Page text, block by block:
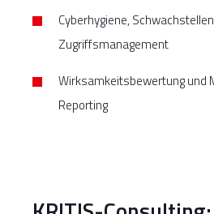
Cyberhygiene,
Zugriffsmanagement
Wirksamkeitsbewertung und
Reporting